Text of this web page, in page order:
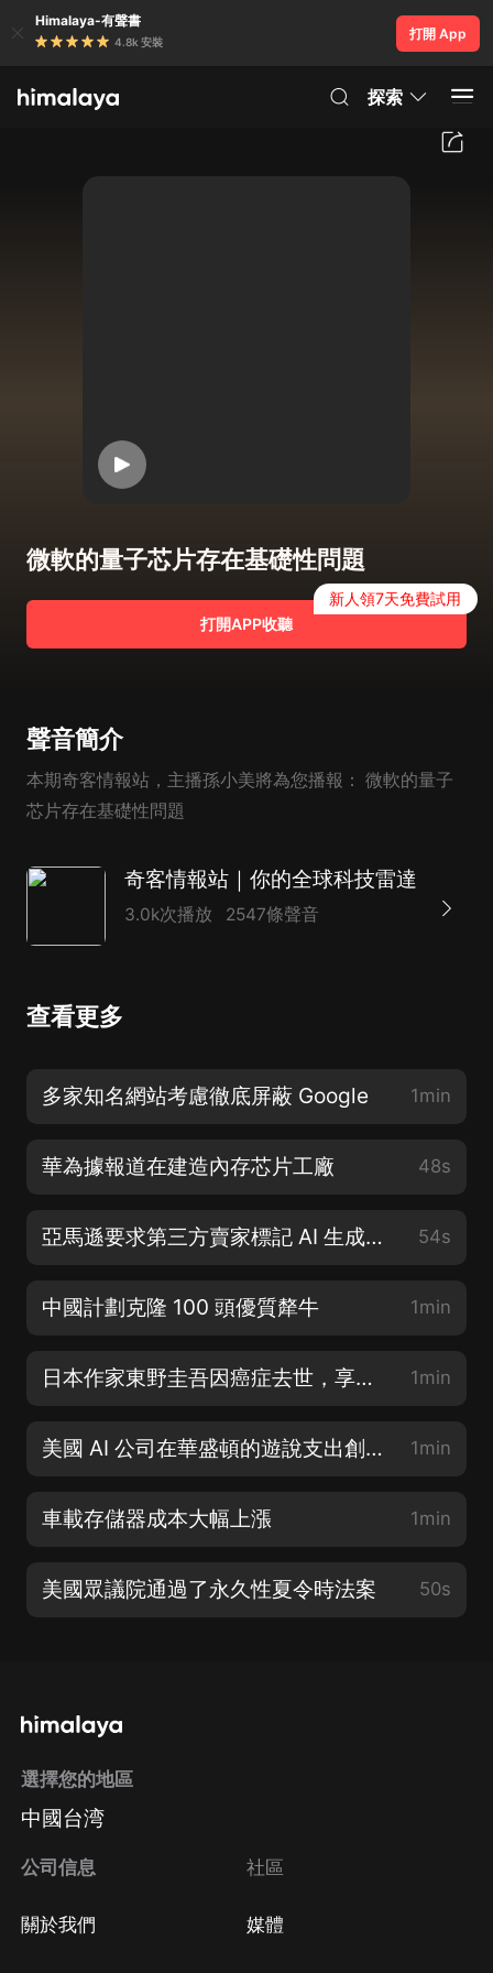
Himalaya-有聲書
4.8k 安裝
打開 App
探索
微軟的量子芯片存在基礎性問題
打開APP收聽
新人領7天免費試用
聲音簡介
本期奇客情報站，主播孫小美將為您播報： 微軟的量子
芯片存在基礎性問題
奇客情報站｜你的全球科技雷達
3.0k次播放 2547條聲音
查看更多
多家知名網站考慮徹底屏蔽 Google 1min
華為據報道在建造內存芯片工廠 48s
亞馬遜要求第三方賣家標記 AI 生成圖像 54s
中國計劃克隆 100 頭優質犛牛 1min
日本作家東野圭吾因癌症去世，享年 68 歲 1min
美國 AI 公司在華盛頓的遊說支出創下記錄 1min
車載存儲器成本大幅上漲 1min
美國眾議院通過了永久性夏令時法案 50s
選擇您的地區
中國台湾
公司信息
關於我們
社區
媒體